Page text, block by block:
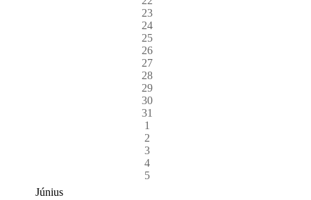
23
24
25
26
27
28
29
30
31
1
2
3
4
5
Június